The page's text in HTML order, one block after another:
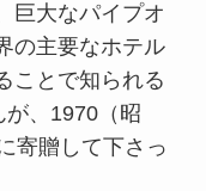
巨大なパイプオ
の主要なホテル
ことで知られる
、1970（昭
寄贈して下さっ